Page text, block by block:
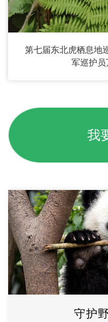
第七届东北虎栖息地
军巡护
我
守护